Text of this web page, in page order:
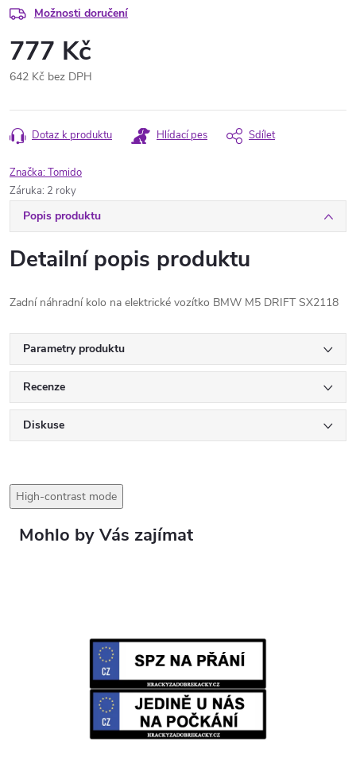
Možnosti doručení
777 Kč
642 Kč bez DPH
cena:
Dotaz k produktu Hlídací pes Sdílet
Značka:Tomido
Záruka: 2 roky
Popis produktu
Detailní popis produktu
Zadní náhradní kolo na elektrické vozítko BMW M5 DRIFT SX2118
Parametry produktu
Recenze
Diskuse
High-contrast mode